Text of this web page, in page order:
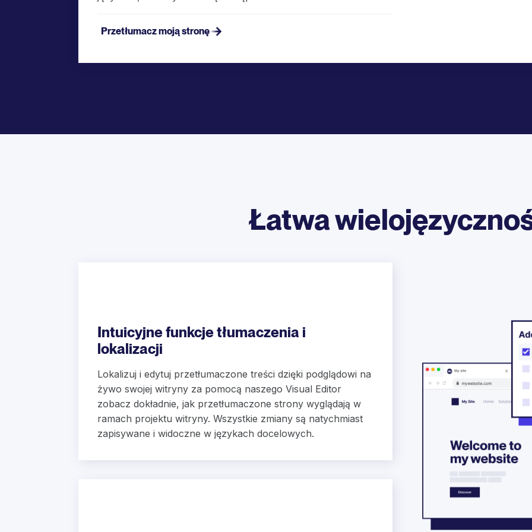
Przetłumacz moją stronę
Łatwa
Intuicyjne funkcje tłumaczenia i
lokalizacji
Lokalizuj i edytuj przetłumaczone treści dzięki podglądowi na
żywo swojej witryny za pomocą naszego Visual Editor
zobacz dokładnie, jak przetłumaczone strony wyglądają w
ramach projektu witryny. Wszystkie zmiany są natychmiast
zapisywane i widoczne w językach docelowych.